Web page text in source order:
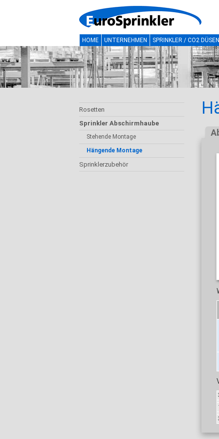
HOME UNTERNEHMEN SPRINKLER / CO2 DÜSEN
Rosetten
Sprinkler Abschirmhaube
Stehende Montage
Hängende Montage
Sprinklerzubehör